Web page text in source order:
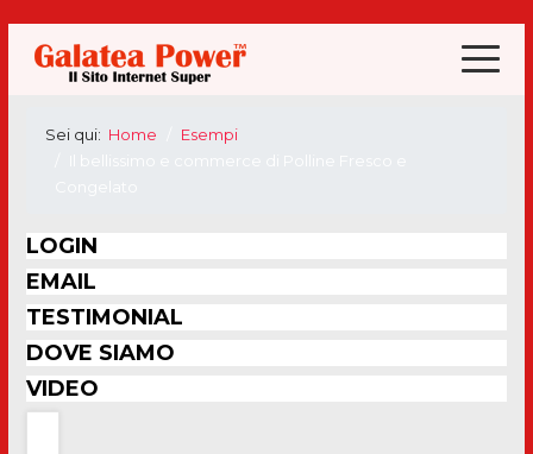
Sei qui: Home
Esempi
LOGIN
EMAIL
TESTIMONIAL
DOVE SIAMO
VIDEO